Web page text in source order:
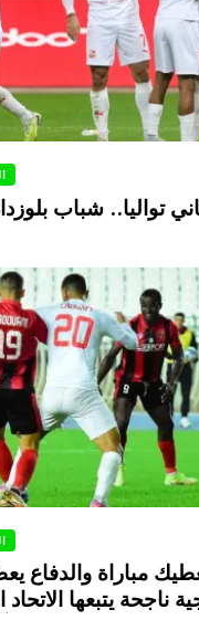
تواليا.. شباب
مباراة والدفاع
ناجحة يتبعها